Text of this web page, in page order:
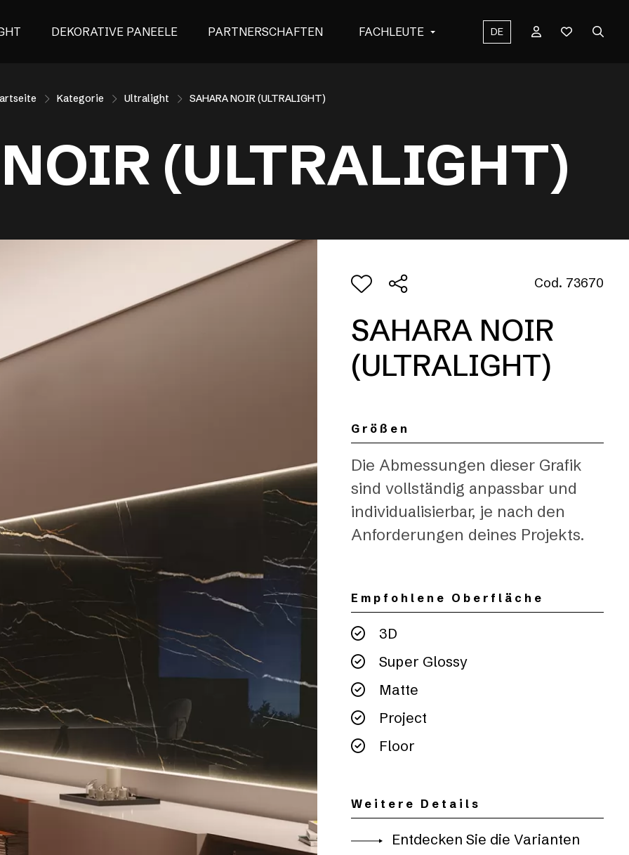
DEKORATIVE PANEELE PARTNERSCHAFTEN FACHLEUTE DE
Kategorie Ultralight SAHARA NOIR (ULTRALIGHT)
(ULTRALIGHT)
Cod. 73670
SAHARA NOIR
(ULTRALIGHT)
Größen
Die Abmessungen dieser Grafik
sind vollständig anpassbar und
individualisierbar, je nach den
Anforderungen deines Projekts.
Empfohlene Oberfläche
3D
Super Glossy
Matte
Project
Floor
Weitere Details
Entdecken Sie die Varianten